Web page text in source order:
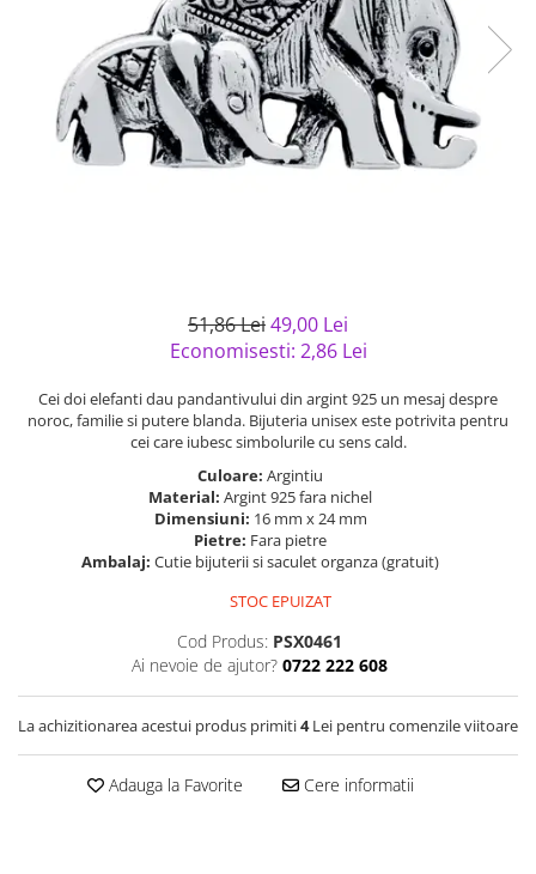
Bijuterii argint placat cu aur
Bijuterii argint cu diverse
materiale
Bijuterii argint cu murano
Bijuterii de Lux
Bijuterii gotice si rock
Bijuterii Handmade
Bijuterii fantezie
Solutii si lavete de curatare
51,86 Lei49,00 Lei
Economisesti: 2,86 Lei
Cei doi elefanti dau pandantivului din argint 925 un mesaj despre
noroc, familie si putere blanda. Bijuteria unisex este potrivita pentru
cei care iubesc simbolurile cu sens cald.
Culoare: Argintiu
Material: Argint 925 fara nichel
Dimensiuni: 16 mm x 24 mm
Pietre: Fara pietre
Ambalaj: Cutie bijuterii si saculet organza (gratuit)
STOC EPUIZAT
Cod Produs: PSX0461
Ai nevoie de ajutor? 0722 222 608
La achizitionarea acestui produs primiti4Lei pentru comenzile viitoare
Adauga la Favorite Cere informatii